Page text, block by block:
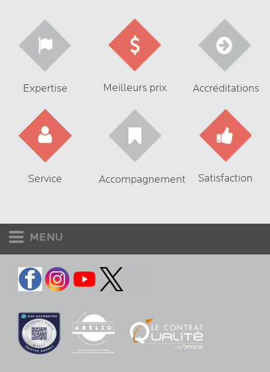
Expertise Meilleurs prix Accréditations
Service Accompagnement Satisfaction
MENU
Etudiants et adultes
Accueil
Destinations
Langues